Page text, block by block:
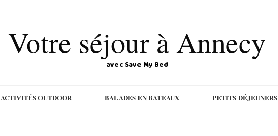
Votre séjour à Annecy
avec Save My Bed
ACTIVITÉS OUTDOOR BALADES EN BATEAUX PETITS DÉJEUNERS